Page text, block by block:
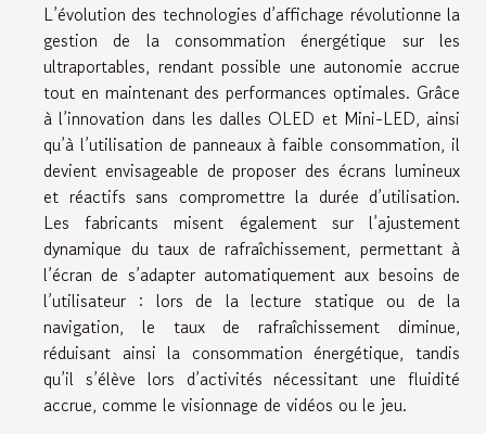
L’évolution des technologies d’affichage révolutionne la
gestion de la consommation énergétique sur les
ultraportables, rendant possible une autonomie accrue
tout en maintenant des performances optimales. Grâce
à l’innovation dans les dalles OLED et Mini-LED, ainsi
qu’à l’utilisation de panneaux à faible consommation, il
devient envisageable de proposer des écrans lumineux
et réactifs sans compromettre la durée d’utilisation.
Les fabricants misent également sur l’ajustement
dynamique du taux de rafraîchissement, permettant à
l’écran de s’adapter automatiquement aux besoins de
l’utilisateur : lors de la lecture statique ou de la
navigation, le taux de rafraîchissement diminue,
réduisant ainsi la consommation énergétique, tandis
qu’il s’élève lors d’activités nécessitant une fluidité
accrue, comme le visionnage de vidéos ou le jeu.